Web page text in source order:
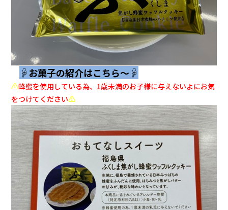
☟お菓子の紹介はこちら～☟
⚠蜂蜜を使用している為、1歳未満のお子様に与えないよにお気
をつけてください⚠